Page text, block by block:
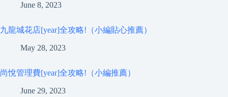
June 8, 2023
九龍城花店[year]全攻略!（小編貼心推薦）
May 28, 2023
尚悅管理費[year]全攻略!（小編推薦）
June 29, 2023